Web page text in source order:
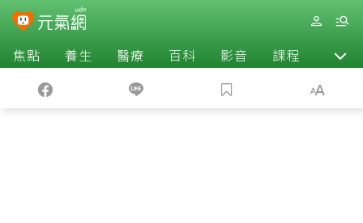
焦點 養生 醫療 百科 影音 課程 退休